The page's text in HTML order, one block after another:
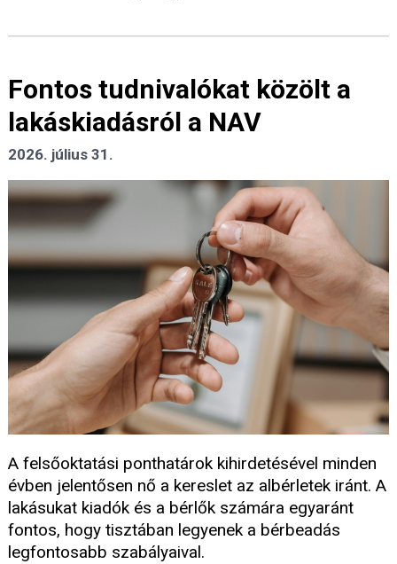
Fontos tudnivalókat közölt a
lakáskiadásról a NAV
2026. július 31.
A felsőoktatási ponthatárok kihirdetésével minden
évben jelentősen nő a kereslet az albérletek iránt. A
lakásukat kiadók és a bérlők számára egyaránt
fontos, hogy tisztában legyenek a bérbeadás
legfontosabb szabályaival.